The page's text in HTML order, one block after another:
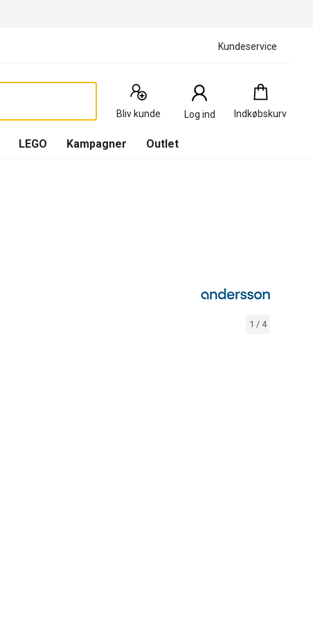
Kundeservice
Bliv kunde Log ind Indkøbskurv
Indkøbskurv
0
Produkter
LEGO Kampagner Outlet
1 / 4